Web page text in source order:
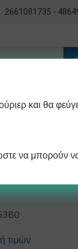
2661081735 -
Ψυγείου
τιμών
και θα
να μπορούν